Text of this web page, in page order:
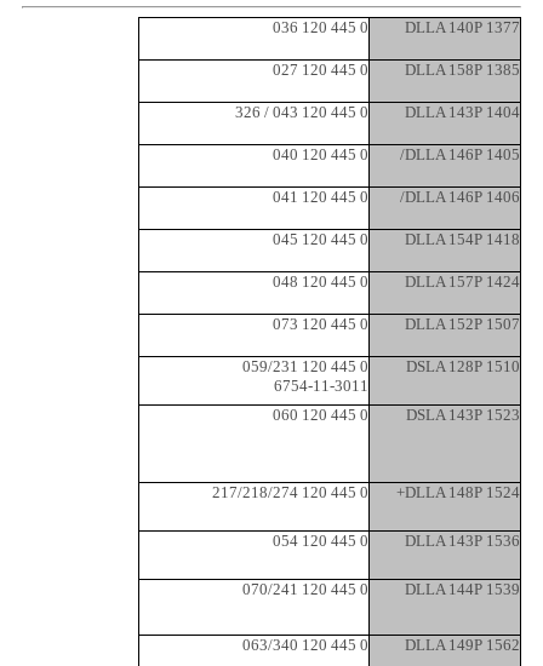
DLLA 140P 1377
0 445 120 036
DLLA 158P 1385
0 445 120 027
DLLA 143P 1404
0 445 120 043 / 326
DLLA 146P 1405/
0 445 120 040
DLLA 146P 1406/
0 445 120 041
DLLA 154P 1418
0 445 120 045
DLLA 157P 1424
0 445 120 048
DLLA 152P 1507
0 445 120 073
DSLA 128P 1510
0 445 120 059/231
6754-11-3011
DSLA 143P 1523
0 445 120 060
DLLA 148P 1524+
0 445 120 217/218/274
DLLA 143P 1536
0 445 120 054
DLLA 144P 1539
0 445 120 070/241
DLLA 149P 1562
0 445 120 063/340